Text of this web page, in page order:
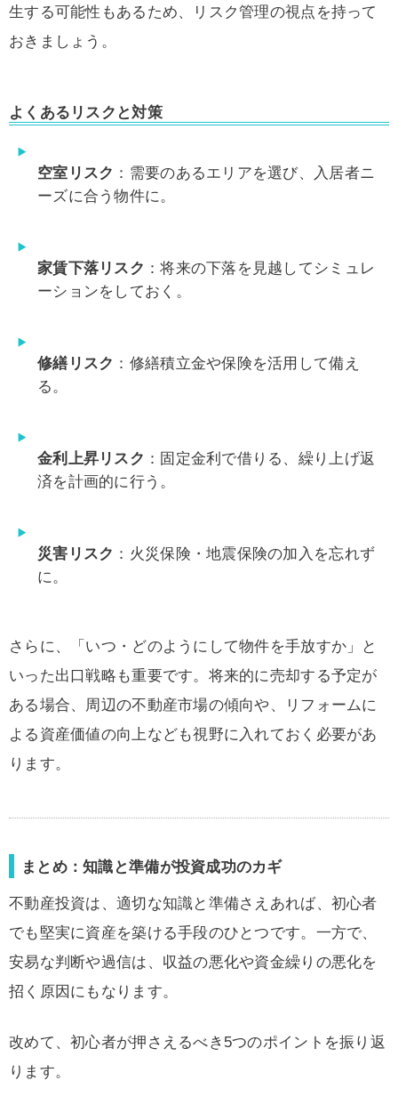
生する可能性もあるため、リスク管理の視点を持って
おきましょう。
よくあるリスクと対策
空室リスク ：需要のあるエリアを選び、入居者ニ
ーズに合う物件に。
家賃下落リスク ：将来の下落を見越してシミュレ
ーションをしておく。
修繕リスク ：修繕積立金や保険を活用して備え
る。
金利上昇リスク ：固定金利で借りる、繰り上げ返
済を計画的に行う。
災害リスク ：火災保険・地震保険の加入を忘れず
に。
さらに、「いつ・どのようにして物件を手放すか」と
いった出口戦略も重要です。将来的に売却する予定が
ある場合、周辺の不動産市場の傾向や、リフォームに
よる資産価値の向上なども視野に入れておく必要があ
ります。
まとめ：知識と準備が投資成功のカギ
不動産投資は、適切な知識と準備さえあれば、初心者
でも堅実に資産を築ける手段のひとつです。一方で、
安易な判断や過信は、収益の悪化や資金繰りの悪化を
招く原因にもなります。
改めて、初心者が押さえるべき5つのポイントを振り返
ります。